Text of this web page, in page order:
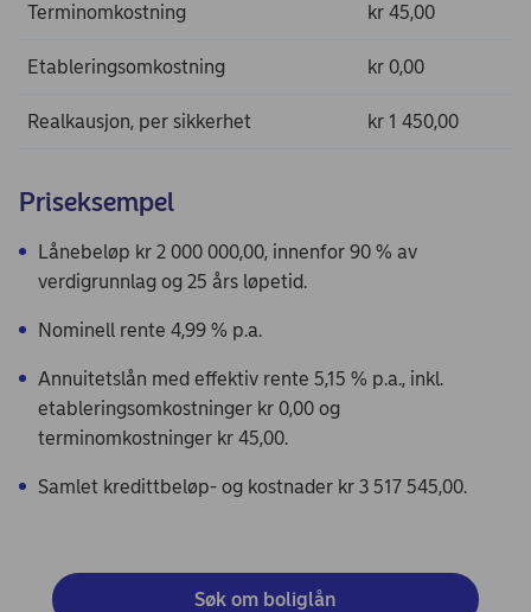
Terminomkostning kr 45,00
Etableringsomkostning kr 0,00
Realkausjon, per sikkerhet kr 1 450,00
Priseksempel
Lånebeløp kr 2 000 000,00, innenfor 90 % av
verdigrunnlag og 25 års løpetid.
Nominell rente 4,99 % p.a.
Annuitetslån med effektiv rente 5,15 % p.a., inkl.
etableringsomkostninger kr 0,00 og
terminomkostninger kr 45,00.
Samlet kredittbeløp- og kostnader kr 3 517 545,00.
Søk om boliglån